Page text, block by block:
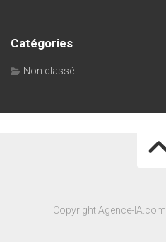
Catégories
Non classé
Copyright Agence-